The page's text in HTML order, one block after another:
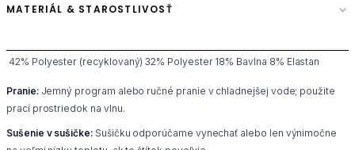
MATERIÁL & STAROSTLIVOSŤ
42% Polyester (recyklovaný) 32% Polyester 18% Bavlna 8% Elastan
Pranie:Jemný program alebo ručné pranie v chladnejšej vode; použite
prací prostriedok na vlnu.
Sušenie v sušičke:Sušičku odporúčame vynechať alebo len výnimočne